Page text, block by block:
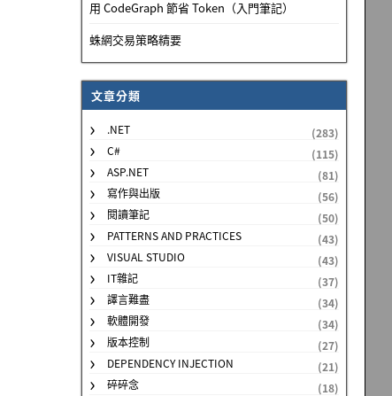
用 CodeGraph 節省 Token（入門筆記）
蛛網交易策略精要
文章分類
.NET
(283)
C#
(115)
ASP.NET
(81)
寫作與出版
(56)
閱讀筆記
(50)
PATTERNS AND PRACTICES
(43)
VISUAL STUDIO
(43)
IT雜記
(37)
譯言難盡
(34)
軟體開發
(34)
版本控制
(27)
DEPENDENCY INJECTION
(21)
碎碎念
(18)